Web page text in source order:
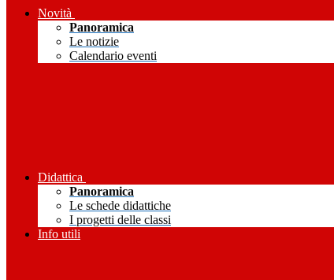
Novità
Panoramica
Le notizie
Calendario eventi
Didattica
Panoramica
Le schede didattiche
I progetti delle classi
Info utili